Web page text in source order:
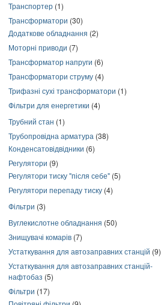
Транспортер (1)
Трансформатори (30)
Додаткове обладнання (2)
Моторні приводи (7)
Трансформатор напруги (6)
Трансформатори струму (4)
Трифазні сухі трансформатори (1)
Фільтри для енергетики (4)
Трубний стан (1)
Трубопровідна арматура (38)
Конденсатовідвідники (6)
Регулятори (9)
Регулятори тиску "після себе" (5)
Регулятори перепаду тиску (4)
Фільтри (3)
Вуглекислотне обладнання (50)
Знищувачі комарів (7)
Устаткування для автозаправних станцій (9)
Устаткування для автозаправних станцій-
нафтобаз (5)
Фільтри (17)